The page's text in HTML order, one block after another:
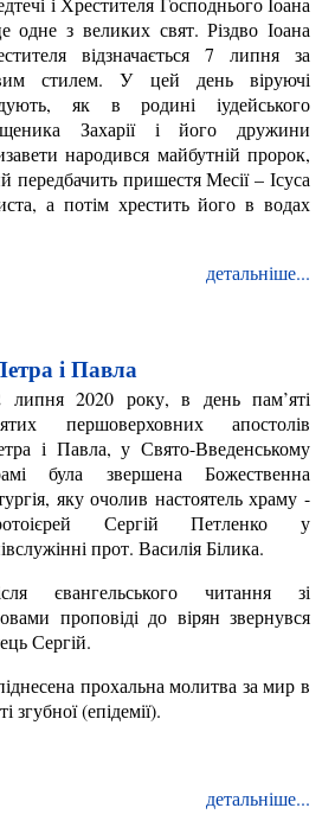
одне з великих свят. Різдво Іоана
відзначається 7 липня за
стилем. У цей день віруючі
як в родині іудейського
Захарії і його дружини
народився майбутній пророк,
передбачить пришестя Месії – Ісуса
а потім хрестить його в водах
детальніше...
і Павла
липня 2020 року, в день пам’яті
першоверховних апостолів
і Павла, у Свято-Введенському
була звершена Божественна
яку очолив настоятель храму -
Сергій Петленко у
прот. Василія Білика.
євангельського читання зі
проповіді до вірян звернувся
Сергій.
прохальна молитва за мир в
згубної (епідемії).
детальніше...